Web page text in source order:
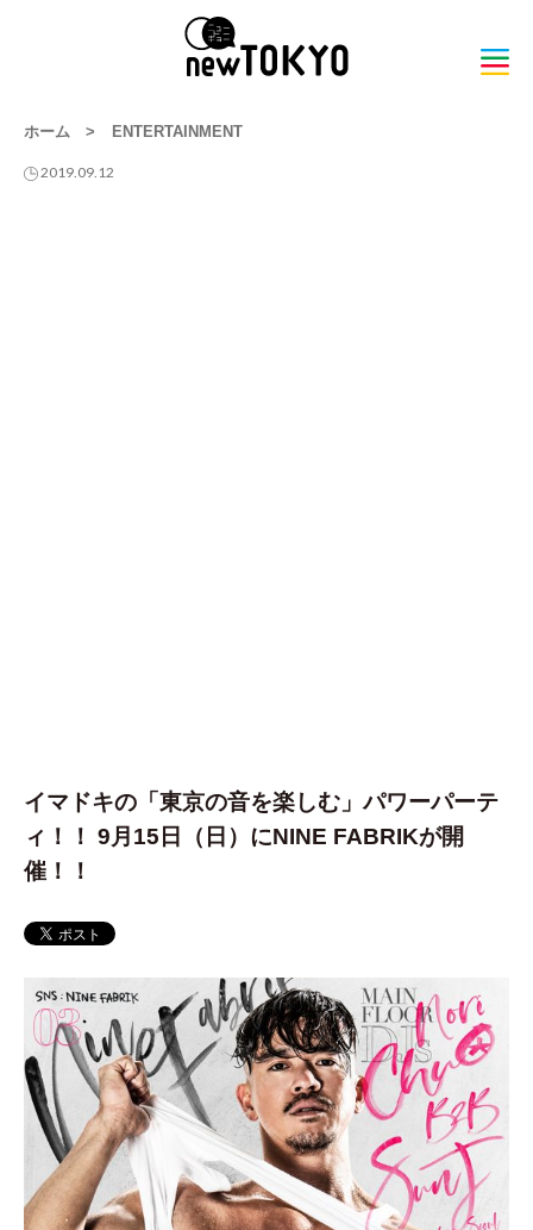
ホーム > ENTERTAINMENT
2019.09.12
イマドキの「東京の音を楽しむ」パワーパーテ
ィ！！ 9月15日（日）にNINE FABRIKが開
催！！